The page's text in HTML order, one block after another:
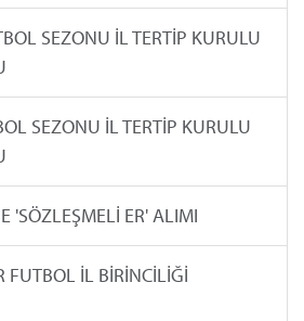
SEZONU İL TERTİP KURULU
SEZONU İL TERTİP KURULU
'SÖZLEŞMELİ ER' ALIMI
İL BİRİNCİLİĞİ